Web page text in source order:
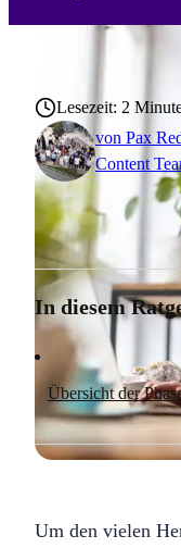
von Pax
Content
Lesezeit: 2
Um den vielen
In diesem
Übersicht der